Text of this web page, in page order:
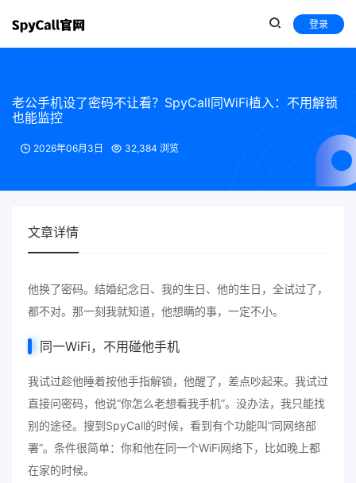
登录
老公手机设了密码不让看？SpyCall同WiFi植入：不用解锁
也能监控
2026年06月3日 32,384 浏览
文章详情
他换了密码。结婚纪念日、我的生日、他的生日，全试过了，
都不对。那一刻我就知道，他想瞒的事，一定不小。
同一WiFi，不用碰他手机
我试过趁他睡着按他手指解锁，他醒了，差点吵起来。我试过
直接问密码，他说“你怎么老想看我手机”。没办法，我只能找
别的途径。搜到SpyCall的时候，看到有个功能叫“同网络部
署”。条件很简单：你和他在同一个WiFi网络下，比如晚上都
在家的时候。